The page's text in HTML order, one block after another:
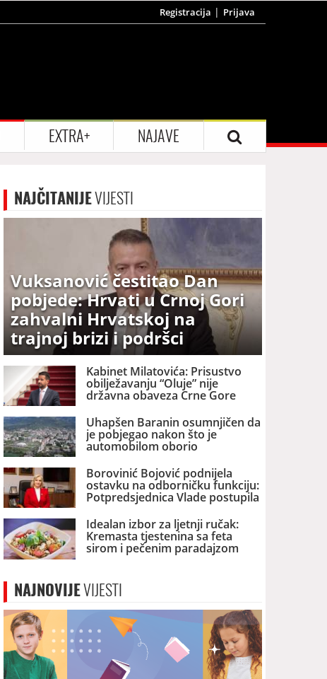
Registracija Prijava
EXTRA+ NAJAVE
NAJČITANIJEVIJESTI
Vuksanović čestitao Dan
pobjede: Hrvati u Crnoj Gori
zahvalni Hrvatskoj na
trajnoj brizi i podršci
Kabinet Milatovića: Prisustvo
obilježavanju “Oluje” nije
državna obaveza Crne Gore
Uhapšen Baranin osumnjičen da
je pobjegao nakon što je
automobilom oborio
Borovinić Bojović podnijela
ostavku na odborničku funkciju:
Potpredsjednica Vlade postupila
po mišljenju ASK
Idealan izbor za ljetnji ručak:
Kremasta tjestenina sa feta
sirom i pečenim paradajzom
NAJNOVIJEVIJESTI